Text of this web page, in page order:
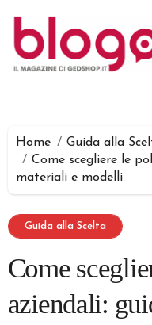
contenuto
Home
Guida alla
Come scegliere le
materiali e modelli
Guida alla Scelta
Come
aziendali: